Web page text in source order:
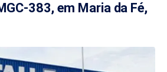
383, em Maria da Fé,